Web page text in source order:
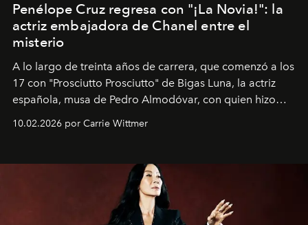
Penélope Cruz regresa con "¡La Novia!": la
actriz embajadora de Chanel entre el
misterio
A lo largo de treinta años de carrera, que comenzó a los
17 con "Prosciutto Prosciutto" de Bigas Luna, la actriz
española, musa de Pedro Almodóvar, con quien hizo
Barcelona", ha dividido su tiempo entre Europa y
dirigida por Maggie Gyllenhaal.
10.02.2026 por Carrie Wittmer